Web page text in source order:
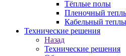
Тёплые полы
Пленочный
Кабельный
Технические решения
Назад
Технические решения